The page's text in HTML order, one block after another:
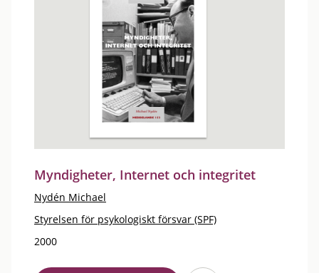
Myndigheter, Internet och integritet
Nydén Michael
Styrelsen för psykologiskt försvar (SPF)
2000